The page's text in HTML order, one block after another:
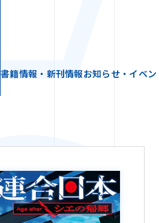
書籍情報・新刊情報お知らせ・イベン